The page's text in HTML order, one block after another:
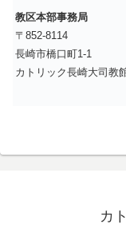
教区本部事務局
〒852-8114
長崎市橋口町1-1
カトリック長崎大司教
カ